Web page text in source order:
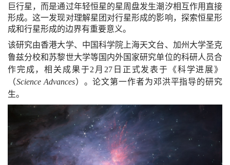
巨行星，而是通过年轻恒星的星周盘发生潮汐相互作用直接
形成。这一发现对理解星团对行星形成的影响，探索恒星形
成和行星形成的边界有重要意义。
该研究由香港大学、中国科学院上海天文台、加州大学圣克
鲁兹分校和苏黎世大学等国内外国家研究单位的科研人员合
作完成，相关成果于2月27日正式发表于《科学进展》
（Science Advances）。论文第一作者为邓洪平指导的研究
生。